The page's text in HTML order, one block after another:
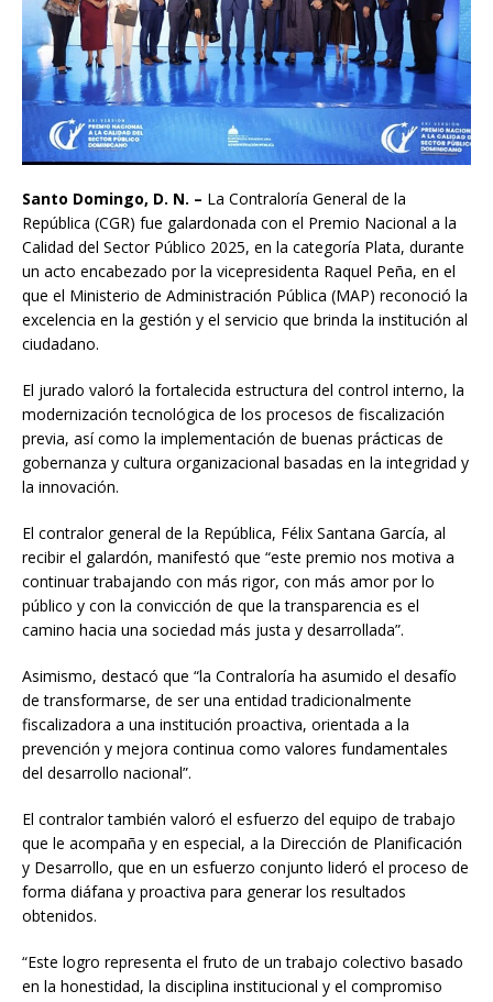
Santo Domingo, D. N. – La Contraloría General de la
República (CGR) fue galardonada con el Premio Nacional a la
Calidad del Sector Público 2025, en la categoría Plata, durante
un acto encabezado por la vicepresidenta Raquel Peña, en el
que el Ministerio de Administración Pública (MAP) reconoció la
excelencia en la gestión y el servicio que brinda la institución al
ciudadano.
El jurado valoró la fortalecida estructura del control interno, la
modernización tecnológica de los procesos de fiscalización
previa, así como la implementación de buenas prácticas de
gobernanza y cultura organizacional basadas en la integridad y
la innovación.
El contralor general de la República, Félix Santana García, al
recibir el galardón, manifestó que “este premio nos motiva a
continuar trabajando con más rigor, con más amor por lo
público y con la convicción de que la transparencia es el
camino hacia una sociedad más justa y desarrollada”.
Asimismo, destacó que “la Contraloría ha asumido el desafío
de transformarse, de ser una entidad tradicionalmente
fiscalizadora a una institución proactiva, orientada a la
prevención y mejora continua como valores fundamentales
del desarrollo nacional”.
El contralor también valoró el esfuerzo del equipo de trabajo
que le acompaña y en especial, a la Dirección de Planificación
y Desarrollo, que en un esfuerzo conjunto lideró el proceso de
forma diáfana y proactiva para generar los resultados
obtenidos.
“Este logro representa el fruto de un trabajo colectivo basado
en la honestidad, la disciplina institucional y el compromiso